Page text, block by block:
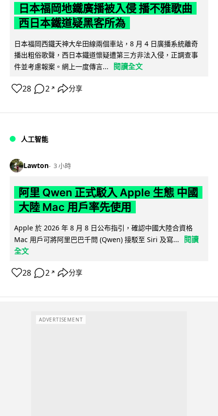
日本福岡地鐵廣播被入侵 播不雅歌曲
西日本鐵道疑黑客所為
日本福岡西鐵天神大牟田線兩個車站，8 月 4 日廣播系統離奇
播出粗俗歌聲，西日本鐵道懷疑遭第三方非法入侵，正調查事
件並考慮報案。網上一度傳言...
閱讀全文
28 2 ↗ 分享
人工智能
Lawton 3 小時
阿里 Qwen 正式駁入 Apple 生態 中國
大陸 Mac 用戶率先使用
Apple 於 2026 年 8 月 8 日公布指引，確認中國大陸合資格
Mac 用戶可將阿里巴巴千問 (Qwen) 接駁至 Siri 及寫...
閱讀
全文
28 2 ↗ 分享
ADVERTISEMENT